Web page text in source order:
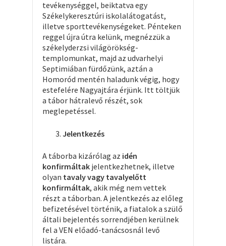
tevékenységgel, beiktatva egy
Székelykeresztúri iskolalátogatást,
illetve sporttevékenységeket. Pénteken
reggel újra útra kelünk, megnézzük a
székelyderzsi világörökség-
templomunkat, majd az udvarhelyi
Septimiában fürdőzünk, aztán a
Homoród mentén haladunk végig, hogy
estefelére Nagyajtára érjünk. Itt töltjük
a tábor hátralevő részét, sok
meglepetéssel.
Jelentkezés
A táborba kizárólag az idén
konfirmáltak jelentkezhetnek, illetve
olyan tavaly vagy tavalyelőtt
konfirmáltak, akik még nem vettek
részt a táborban. A jelentkezés az előleg
befizetésével történik, a fiatalok a szülő
általi bejelentés sorrendjében kerülnek
fel a VEN előadó-tanácsosnál levő
listára.